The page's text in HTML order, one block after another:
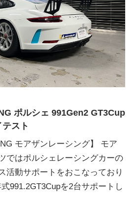
ポルシェ 991Gen2 GT3Cup
スト
モアザンレーシング】 モア
ではポルシェレーシングカーの
活動サポートをおこなっており
991.2GT3Cupを2台サポートし